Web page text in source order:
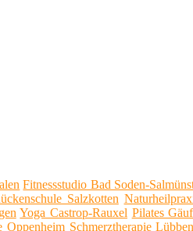
Fitnessstudio Bad Soden-
Salzkotten
Yoga Castrop-Rauxel Pilates
Oppenheim Schmerztherapie